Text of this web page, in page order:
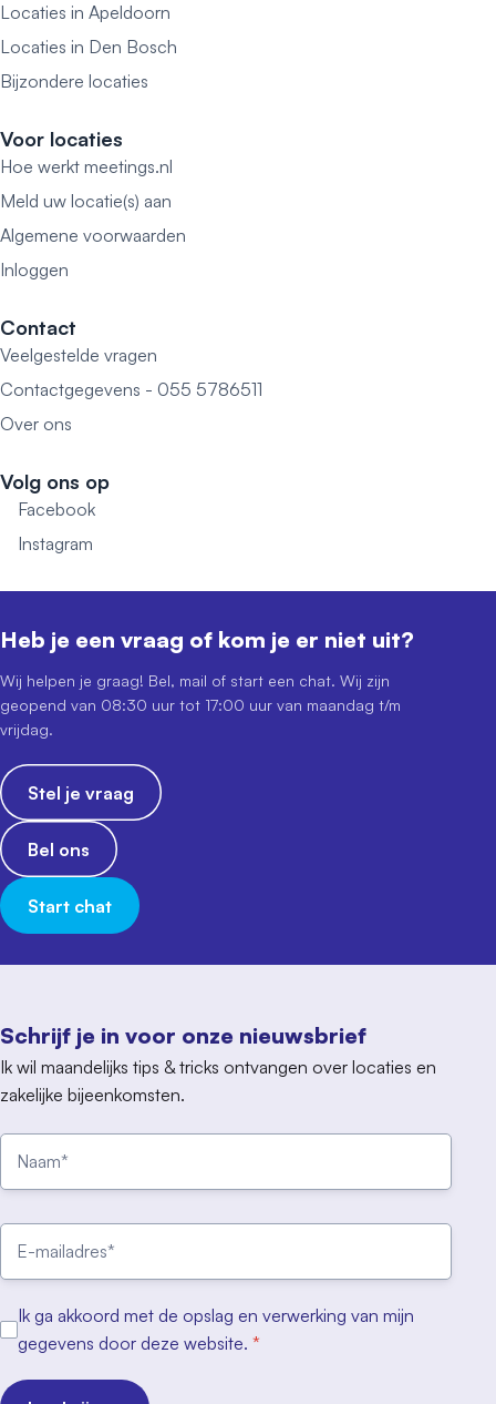
Locaties in Apeldoorn
Locaties in Den Bosch
Bijzondere locaties
Voor locaties
Hoe werkt meetings.nl
Meld uw locatie(s) aan
Algemene voorwaarden
Inloggen
Contact
Veelgestelde vragen
Contactgegevens - 055 5786511
Over ons
Volg ons op
Facebook
Instagram
Schrijf je in voor onze nieuwsbrief
Ik wil maandelijks tips & tricks ontvangen over locaties en
zakelijke bijeenkomsten.
Ik ga akkoord met de opslag en verwerking van mijn
gegevens door deze website. *
Heb je een vraag of kom je er niet uit?
Wij helpen je graag! Bel, mail of start een chat. Wij zijn
geopend van 08:30 uur tot 17:00 uur van maandag t/m
vrijdag.
Stel je vraag
Bel ons
Start chat